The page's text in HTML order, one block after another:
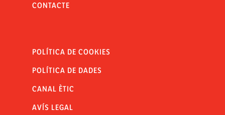
CONTACTE
POLÍTICA DE COOKIES
POLÍTICA DE DADES
CANAL ÈTIC
AVÍS LEGAL